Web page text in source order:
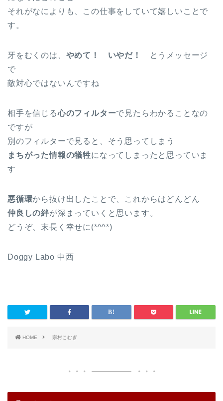
それがなによりも、この仕事をしていて嬉しいことで
す。
牙をむくのは、 やめて！ いやだ！
とうメッセージ
で
敵対心ではないんですね
相手を信じる心のフィルターで見たらわかることなの
ですが
別のフィルターで見ると、そう思ってしまう
まちがった情報の犠牲になってしまったと思っていま
す
悪循環から抜け出したことで、これからはどんどん
仲良しの絆が深まっていくと思います。
どうぞ、末長く幸せに(*^^*)
Doggy Labo 中西
HOME 宗村こむぎ